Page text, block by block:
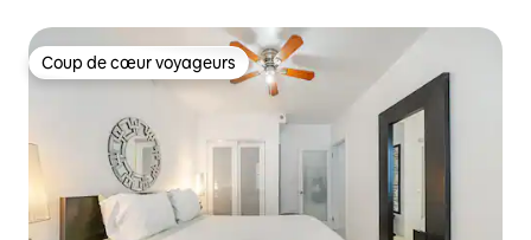
Coup de cœur voyageurs
Coup de cœur voyageurs